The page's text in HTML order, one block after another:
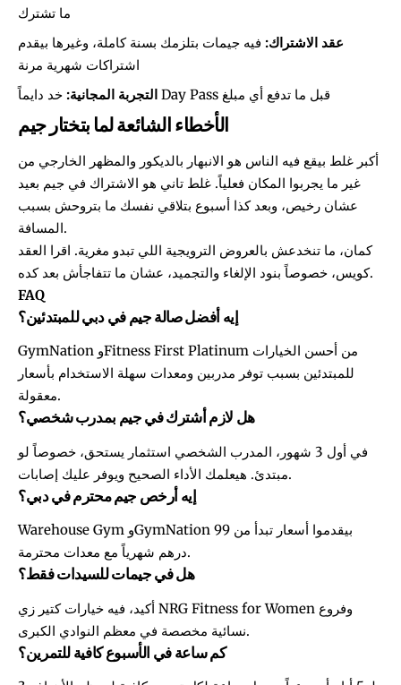
ما تشترك
عقد الاشتراك: فيه جيمات بتلزمك بسنة كاملة، وغيرها بيقدم
اشتراكات شهرية مرنة
التجربة المجانية:
خد دايماً Day Pass قبل ما تدفع أي مبلغ
الأخطاء الشائعة لما بتختار جيم
أكبر غلط بيقع فيه الناس هو الانبهار بالديكور والمظهر الخارجي من
غير ما يجربوا المكان فعلياً. غلط تاني هو الاشتراك في جيم بعيد
عشان رخيص، وبعد كذا أسبوع بتلاقي نفسك ما بتروحش بسبب
المسافة.
كمان، ما تنخدعش بالعروض الترويجية اللي تبدو مغرية. اقرا العقد
كويس، خصوصاً بنود الإلغاء والتجميد، عشان ما تتفاجأش بعد كده.
FAQ
إيه أفضل صالة جيم في دبي للمبتدئين؟
GymNation وFitness First Platinum من أحسن الخيارات
للمبتدئين بسبب توفر مدربين ومعدات سهلة الاستخدام بأسعار
معقولة.
هل لازم أشترك في جيم بمدرب شخصي؟
في أول 3 شهور، المدرب الشخصي استثمار يستحق، خصوصاً لو
مبتدئ. هيعلمك الأداء الصحيح ويوفر عليك إصابات.
إيه أرخص جيم محترم في دبي؟
Warehouse Gym وGymNation بيقدموا أسعار تبدأ من 99
درهم شهرياً مع معدات محترمة.
هل في جيمات للسيدات فقط؟
أكيد، فيه خيارات كتير زي NRG Fitness for Women وفروع
نسائية مخصصة في معظم النوادي الكبرى.
كم ساعة في الأسبوع كافية للتمرين؟